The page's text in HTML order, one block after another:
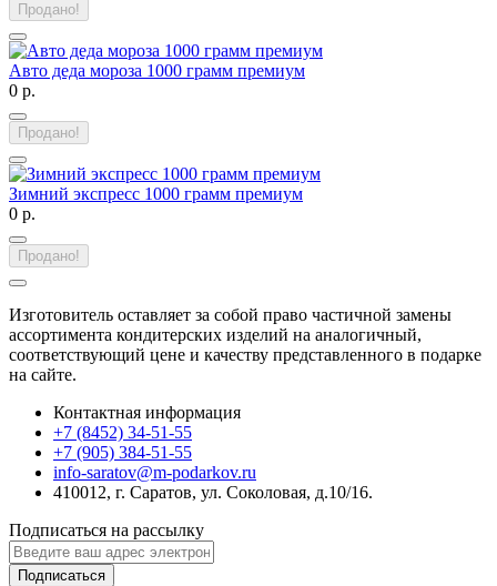
Продано!
Авто деда мороза 1000 грамм премиум
0 р.
Продано!
Зимний экспресс 1000 грамм премиум
0 р.
Продано!
Изготовитель оставляет за собой право частичной замены
ассортимента кондитерских изделий на аналогичный,
соответствующий цене и качеству представленного в подарке
на сайте.
Контактная информация
+7 (8452) 34-51-55
+7 (905) 384-51-55
info-saratov@m-podarkov.ru
410012, г. Саратов, ул. Соколовая, д.10/16.
Подписаться на рассылку
Подписаться